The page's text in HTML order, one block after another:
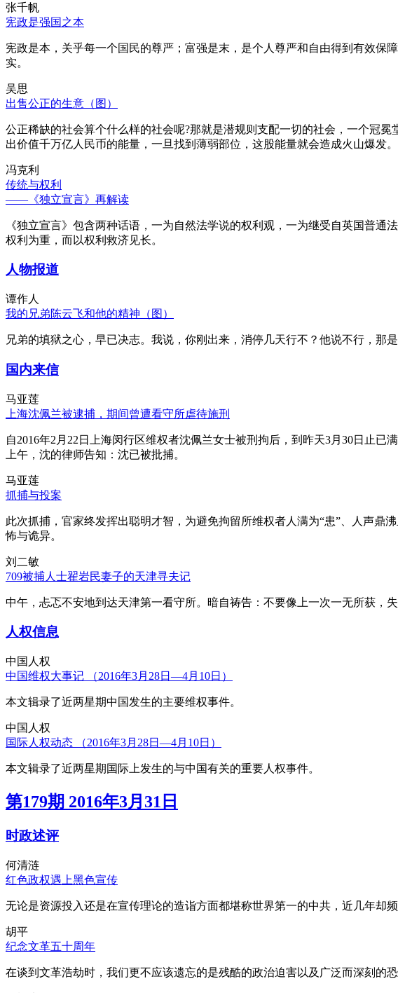
张千帆
宪政是强国之本
宪政是本，关乎每一个国民的尊严；富强是末，是个人尊严和自由得到有效
实。
吴思
出售公正的生意（图）
公正稀缺的社会算个什么样的社会呢?那就是潜规则支配一切的社会，一个冠
出价值千万亿人民币的能量，一旦找到薄弱部位，这股能量就会造成火山爆发。
冯克利
传统与权利
——《独立宣言》再解读
《独立宣言》包含两种话语，一为自然法学说的权利观，一为继受自英国普
权利为重，而以权利救济见长。
人物报道
谭作人
我的兄弟陈云飞和他的精神（图）
兄弟的填狱之心，早已决志。我说，你刚出来，消停几天行不？他说不行，那
国内来信
马亚莲
上海沈佩兰被逮捕，期间曾遭看守所虐待施刑
自2016年2月22日上海闵行区维权者沈佩兰女士被刑拘后，到昨天3月30日止
上午，沈的律师告知：沈已被批捕。
马亚莲
抓捕与投案
此次抓捕，官家终发挥出聪明才智，为避免拘留所维权者人满为“患”、人声
怖与诡异。
刘二敏
709被捕人士翟岩民妻子的天津寻夫记
中午，忐忑不安地到达天津第一看守所。暗自祷告：不要像上一次一无所获，失
人权信息
中国人权
中国维权大事记 （2016年3月28日—4月10日）
本文辑录了近两星期中国发生的主要维权事件。
中国人权
国际人权动态 （2016年3月28日—4月10日）
本文辑录了近两星期国际上发生的与中国有关的重要人权事件。
第179期 2016年3月31日
时政述评
何清涟
红色政权遇上黑色宣传
无论是资源投入还是在宣传理论的造诣方面都堪称世界第一的中共，近几年却
胡平
纪念文革五十周年
在谈到文革浩劫时，我们更不应该遗忘的是残酷的政治迫害以及广泛而深刻的